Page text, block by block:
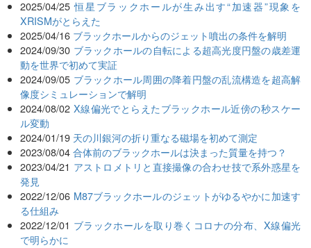
2025/04/25 恒星ブラックホールが生み出す“加速器”現象を
XRISMがとらえた
2025/04/16 ブラックホールからのジェット噴出の条件を解明
2024/09/30 ブラックホールの自転による超高光度円盤の歳差運
動を世界で初めて実証
2024/09/05 ブラックホール周囲の降着円盤の乱流構造を超高解
像度シミュレーションで解明
2024/08/02 X線偏光でとらえたブラックホール近傍の秒スケー
ル変動
2024/01/19 天の川銀河の折り重なる磁場を初めて測定
2023/08/04 合体前のブラックホールは決まった質量を持つ？
2023/04/21 アストロメトリと直接撮像の合わせ技で系外惑星を
発見
2022/12/06 M87ブラックホールのジェットがゆるやかに加速す
る仕組み
2022/12/01 ブラックホールを取り巻くコロナの分布、X線偏光
で明らかに